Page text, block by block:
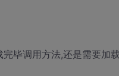
毕调用方法,还是需要加